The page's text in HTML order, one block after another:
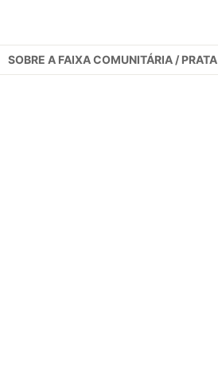
SOBRE A FAIXA COMUNITÁRIA / PRATA